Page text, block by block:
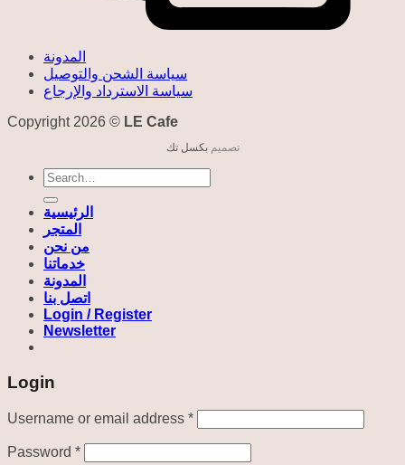
المدونة
سياسة الشحن والتوصيل
سياسة الاسترداد والإرجاع
Copyright 2026 © LE Cafe
تصميمبكسل تك
Search
for:
الرئيسية
المتجر
من نحن
خدماتنا
المدونة
اتصل بنا
Login / Register
Newsletter
Login
Username or email address *Required
Password *Required